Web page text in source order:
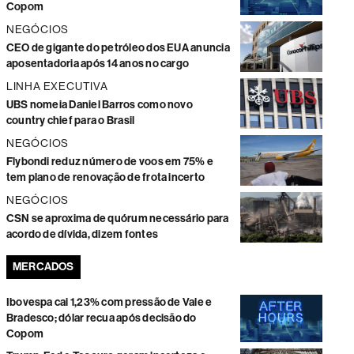
Copom
NEGÓCIOS
CEO de gigante do petróleo dos EUA anuncia
aposentadoria após 14 anos no cargo
LINHA EXECUTIVA
UBS nomeia Daniel Barros como novo
country chief para o Brasil
NEGÓCIOS
Flybondi reduz número de voos em 75% e
tem plano de renovação de frota incerto
NEGÓCIOS
CSN se aproxima de quórum necessário para
acordo de dívida, dizem fontes
MERCADOS
Ibovespa cai 1,23% com pressão de Vale e
Bradesco; dólar recua após decisão do
Copom